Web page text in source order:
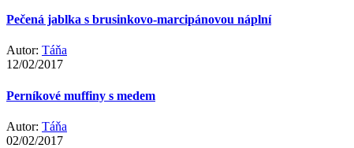
Pečená jablka s brusinkovo-marcipánovou náplní
Autor: Táňa
12/02/2017
Perníkové muffiny s medem
Autor: Táňa
02/02/2017